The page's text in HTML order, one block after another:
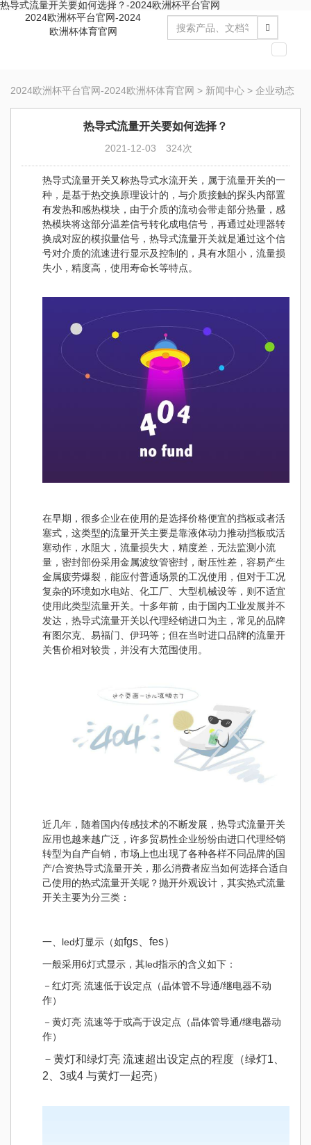
热导式流量开关要如何选择？-2024欧洲杯平台官网
2024欧洲杯平台官网-2024
欧洲杯体育官网
切
航
2024欧洲杯平台官网-2024欧洲杯体育官网 > 新闻中心 > 企业动态
热导式流量开关要如何选择？
2021-12-03 324次
热导式流量开关又称热导式水流开关，属于流量开关的一
种，是基于热交换原理设计的，与介质接触的探头内部置
有发热和感热模块，由于介质的流动会带走部分热量，感
热模块将这部分温差信号转化成电信号，再通过处理器转
换成对应的模拟量信号，热导式流量开关就是通过这个信
号对介质的流速进行显示及控制的，具有水阻小，流量损
失小，精度高，使用寿命长等特点。
在早期，很多企业在使用的是选择价格便宜的挡板或者活
塞式，这类型的流量开关主要是靠液体动力推动挡板或活
塞动作，水阻大，流量损失大，精度差，无法监测小流
量，密封部份采用金属波纹管密封，耐压性差，容易产生
金属疲劳爆裂，能应付普通场景的工况使用，但对于工况
复杂的环境如水电站、化工厂、大型机械设等，则不适宜
使用此类型流量开关。十多年前，由于国内工业发展并不
发达，热导式流量开关以代理经销进口为主，常见的品牌
有图尔克、易福门、伊玛等；但在当时进口品牌的流量开
关售价相对较贵，并没有大范围使用。
近几年，随着国内传感技术的不断发展，热导式流量开关
应用也越来越广泛，许多贸易性企业纷纷由进口代理经销
转型为自产自销，市场上也出现了各种各样不同品牌的国
产/合资热导式流量开关，那么消费者应当如何选择合适自
己使用的热式流量开关呢？抛开外观设计，其实热式流量
开关主要为分三类：
一、led灯显示（如fgs、fes）
一般采用6灯式显示，其led指示的含义如下：
－红灯亮 流速低于设定点（晶体管不导通/继电器不动
作）
－黄灯亮 流速等于或高于设定点（晶体管导通/继电器动
作）
－黄灯和绿灯亮 流速超出设定点的程度（绿灯1、
2、3或4 与黄灯一起亮）